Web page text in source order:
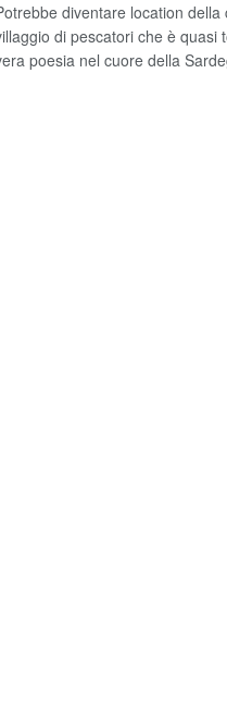
diventare location
di pescatori che è quasi
poesia nel cuore della